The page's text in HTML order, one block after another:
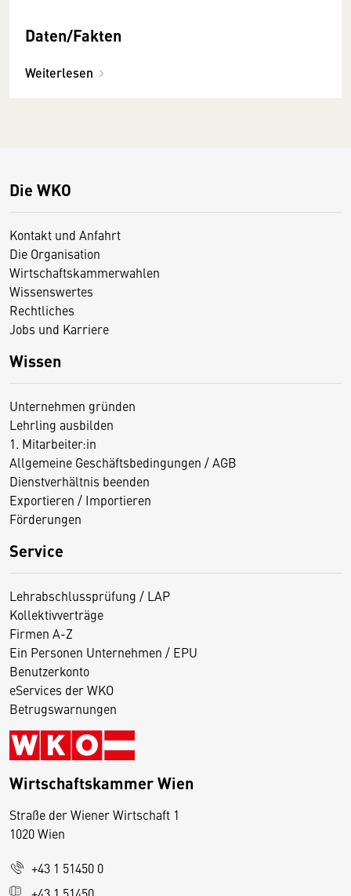
Daten/Fakten
Weiterlesen
Die WKO
Kontakt und Anfahrt
Die Organisation
Wirtschaftskammerwahlen
Wissenswertes
Rechtliches
Jobs und Karriere
Wissen
Unternehmen gründen
Lehrling ausbilden
1. Mitarbeiter:in
Allgemeine Geschäftsbedingungen / AGB
Dienstverhältnis beenden
Exportieren / Importieren
Förderungen
Service
Lehrabschlussprüfung / LAP
Kollektivverträge
Firmen A-Z
Ein Personen Unternehmen / EPU
Benutzerkonto
eServices der WKO
Betrugswarnungen
Wirtschaftskammer Wien
Straße der Wiener Wirtschaft 1
1020 Wien
+43 1 51450 0
D